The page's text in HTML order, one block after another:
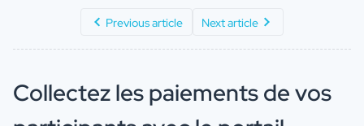
Previous article Next article
Collectez les paiements de vos